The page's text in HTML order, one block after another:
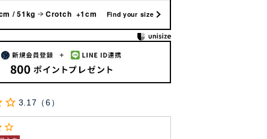
/ 51kg Crotch +1cm Find your size
3.17 6